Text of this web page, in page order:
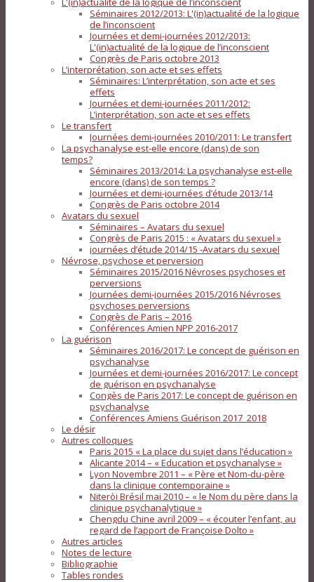
Séminaires 2012/2013: L'(in)actualité de la logique
de l’inconscient
Journées et demi-journées 2012/2013:
L'(in)actualité de la logique de l’inconscient
Congrès de Paris octobre 2013
L’interprétation, son acte et ses effets
Séminaires: L’interprétation, son acte et ses
effets
Journées et demi-journées 2011/2012:
L’interprétation, son acte et ses effets
Le transfert
Journées demi-journées 2010/2011: Le transfert
La psychanalyse est-elle encore (dans) de son
temps?
Séminaires 2013/2014: La psychanalyse est-elle
encore (dans) de son temps ?
Journées et demi-journées d’étude 2013/14
Congrès de Paris octobre 2014
Avatars du sexuel
Séminaires – Avatars du sexuel
Congrès de Paris 2015 : « Avatars du sexuel »
journées d’étude 2014/15 -Avatars du sexuel
Névrose, psychose et perversion
Séminaires 2015/2016 Névroses psychoses et
perversions
Journées demi-journées 2015/2016 Névroses
psychoses perversions
Congrès de Paris – 2016
Conférences Amien NPP 2016-2017
La guérison
Séminaires 2016/2017: Le concept de guérison en
psychanalyse
Journées et demi-journées 2016/2017: Le concept
de guérison en psychanalyse
Congès de Paris 2017: Le concept de guérison en
psychanalyse
Conférences Amiens Guérison 2017_2018
Le désir
Autres colloques
Paris 2015 « La place du sujet dans l’éducation »
Alicante 2014 – « Education et psychanalyse »
Lyon Novembre 2011 – « Père et Nom-du-père
dans la clinique contemporaine »
Niteròi Brésil mai 2010 – « le Nom du père dans la
clinique psychanalytique »
Chengdu Chine avril 2009 – « écouter l’enfant, au
regard de l’apport de Françoise Dolto »
Autres articles
Notes de lecture
Bibliographie
Tables rondes